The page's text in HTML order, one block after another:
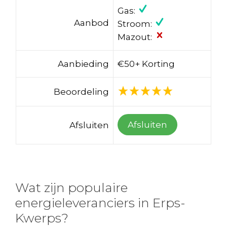
Aanbod
Gas:
Stroom:
Mazout:
Aanbieding €50+ Korting
Beoordeling
Afsluiten Afsluiten
Wat zijn populaire
energieleveranciers in Erps-
Kwerps?